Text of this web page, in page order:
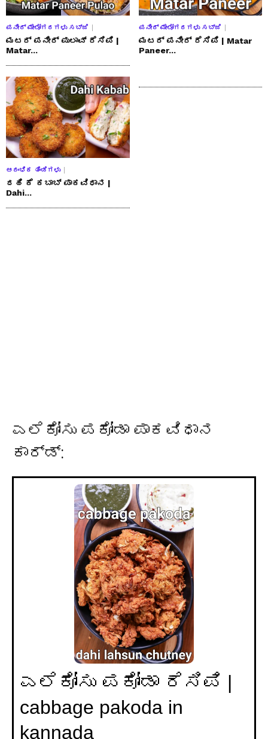
ಪನೀರ್ ಮೇಲೋಗರಗಳು ಸಬ್ಜಿ
ಮಟರ್ ಪನೀರ್ ಪುಲಾವ್ ರೆಸಿಪಿ |
Matar...
ಪನೀರ್ ಮೇಲೋಗರಗಳು ಸಬ್ಜಿ
ಮಟರ್ ಪನೀರ್ ರೆಸಿಪಿ | Matar
Paneer...
ಆರಂಭಿಕ ತಿಂಡಿಗಳು
ದಹಿ ಕೆ ಕಬಾಬ್ ಪಾಕವಿಧಾನ |
Dahi...
ಎಲೆಕೋಸು ಪಕೋಡಾ ಪಾಕವಿಧಾನ
ಕಾರ್ಡ್:
ಎಲೆಕೋಸು ಪಕೋಡಾ ರೆಸಿಪಿ |
cabbage pakoda in
kannada